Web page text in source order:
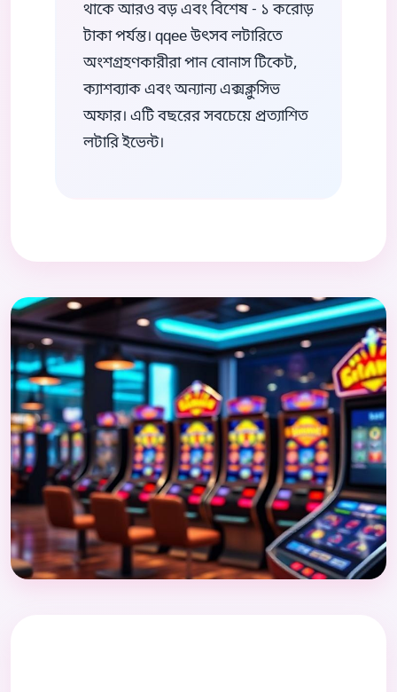
থাকে আরও বড় এবং বিশেষ - ১ করোড়
টাকা পর্যন্ত। qqee উৎসব লটারিতে
অংশগ্রহণকারীরা পান বোনাস টিকেট,
ক্যাশব্যাক এবং অন্যান্য এক্সক্লুসিভ
অফার। এটি বছরের সবচেয়ে প্রত্যাশিত
লটারি ইভেন্ট।